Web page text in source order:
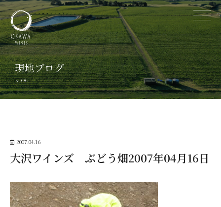
現地ブログ
BLOG
2007.04.16
大沢ワインズ ぶどう畑2007年04月16日